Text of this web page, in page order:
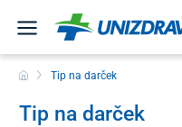
Tip na darček
Tip na darček